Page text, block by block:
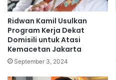
Ridwan Kamil Usulkan
Program Kerja Dekat
Domisili untuk Atasi
Kemacetan Jakarta
September 3, 2024